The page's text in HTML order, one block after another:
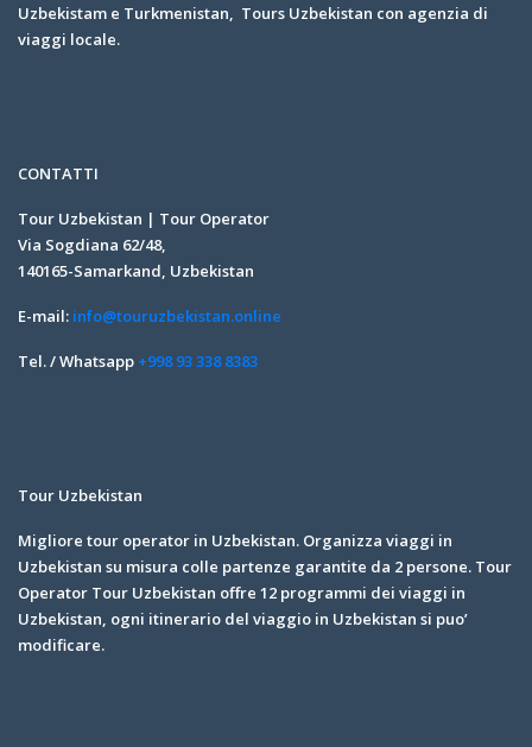
Uzbekistam e Turkmenistan, Tours Uzbekistan con agenzia di
viaggi locale.
CONTATTI
Tour Uzbekistan | Tour Operator
Via Sogdiana 62/48,
140165-Samarkand, Uzbekistan
E-mail: info@touruzbekistan.online
Tel. / Whatsapp +998 93 338 8383
Tour Uzbekistan
Migliore tour operator in Uzbekistan. Organizza viaggi in
Uzbekistan su misura colle partenze garantite da 2 persone. Tour
Operator Tour Uzbekistan offre 12 programmi dei viaggi in
Uzbekistan, ogni itinerario del viaggio in Uzbekistan si puo’
modificare.